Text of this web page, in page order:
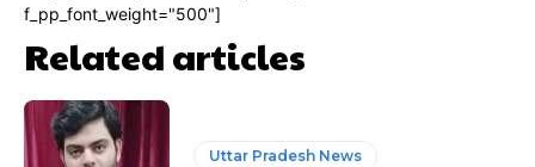
f_pp_font_weight="500"]
Related articles
Uttar Pradesh News